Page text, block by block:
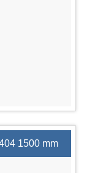
1500 mm